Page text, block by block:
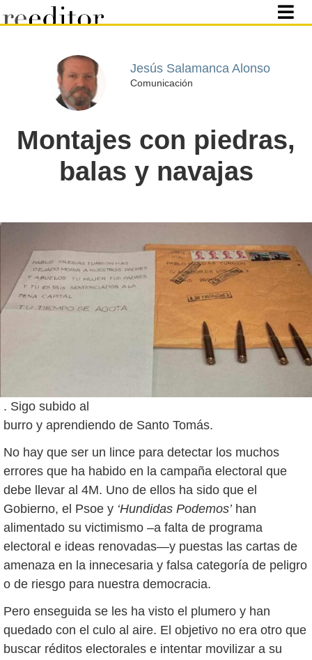
Jesús Salamanca Alonso
Comunicación
Montajes con piedras,
balas y navajas
. Sigo subido al
burro y aprendiendo de Santo Tomás.
No hay que ser un lince para detectar los muchos
errores que ha habido en la campaña electoral que
debe llevar al 4M. Uno de ellos ha sido que el
Gobierno, el Psoe y ‘Hundidas Podemos’han
alimentado su victimismo –a falta de programa
electoral e ideas renovadas—y puestas las cartas de
amenaza en la innecesaria y falsa categoría de peligro
o de riesgo para nuestra democracia.
Pero enseguida se les ha visto el plumero y han
quedado con el culo al aire. El objetivo no era otro que
buscar réditos electorales e intentar movilizar a su